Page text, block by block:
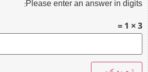
Please enter an answer in digits:
3 × 1 =